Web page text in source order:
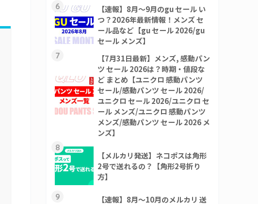
6
【速報】8月～9月のgu セール い
つ？2026年最新情報！メンズ セ
ール品など【gu セール 2026/gu
セール メンズ】
7
【7月31日最新】メンズ, 感動パン
ツ セール 2026は？時期・値段な
ど まとめ【ユニクロ 感動パンツ
セール/感動パンツ セール 2026/
ユニクロ セール 2026/ユニクロ セ
ール メンズ/ユニクロ 感動パンツ
メンズ/感動パンツ セール 2026 メ
ンズ】
8
【メルカリ発送】ネコポスは角形
2号で送れるの？【角形2号折り
方】
9 【速報】8月～10月のメルカリ 送